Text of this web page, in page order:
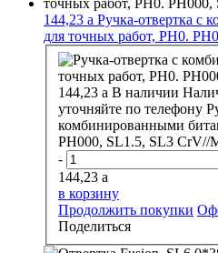
144,23 a Ручка-отвертка с
для точных работ, PH0.
144,23 a В наличии
уточняйте по телефону
комбинированными
PH000, SL1.5, SL3 CrV//
-
144,23 a
в корзину
Продолжить покупки
Поделиться